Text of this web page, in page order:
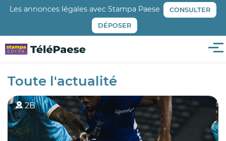
Aller
principal
Les annonces légales avec Stampa Paese CONSULTER
DÉPOSER
Toute l'actualité
2B